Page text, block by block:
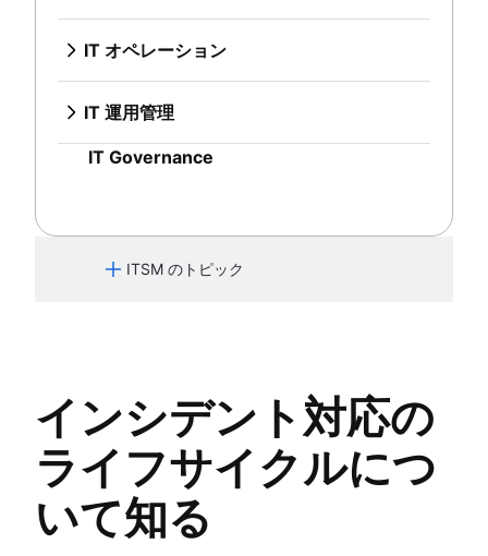
変更管理ツール
HR の自動化
人事プロセスの改善
人事サービス提供モデル
オフボーディング プロセスを理解する
従業員エクスペリエンス管理戦略
オンボーディング ソフトウェアのトッ
従業員エクスペリエンス プラットフォ
従業員オンボーディング チェックリス
ト
変更管理ツール
HR の自動化
人事プロセスの改善
データ ガバナンス
人事サービス提供モデル
人事ナレッジ マネジメント
概要
DevOps と ITIL の比較
継続的なサービス改善
IT オペレーション
概要
IT インフラストラクチャ管理
IT 運用管理
概要
システムのアップグレード
IT インフラストラクチャ
IT Governance
ITSM のトピック
IT 指標とレポート
SLA: 何を、なぜ、どのように
最初の連絡での解決が重要な理由
ヘルプ デスク
サービス デスクとヘルプ デスク、およびITSM
DevOps のアプローチで IT サポートを実行する
IT 資産管理
概要
構成管理データベース
構成管理と資産管理の比較
IT と ソフトウェア資産管理のベストプラクティス
資産追跡
インシデント管理
概要
IT サービス継続性管理
インシデント コミュニケーション
インシデント対応の
ライフサイクルにつ
いて知る